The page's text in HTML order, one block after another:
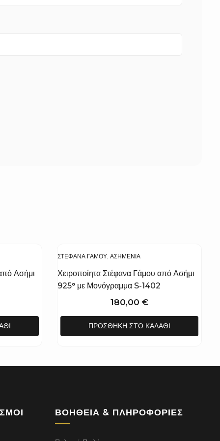
Ασήμι
ΣΤΈΦΑΝΑ ΓΆΜΟΥ ΑΣΗΜΈΝΙΑ
Χειροποίητα Στέφανα Γάμου από Ασήμι
925° με Μονόγραμμα S-1402
180,00 €
ΠΡΟΣΘΉΚΗ ΣΤΟ ΚΑΛΆΘΙ
ΒΟΉΘΕΙΑ & ΠΛΗΡΟΦΟΡΊΕΣ